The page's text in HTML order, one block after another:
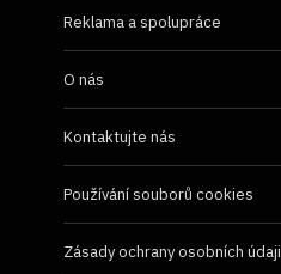
Reklama a spolupráce
O nás
Kontaktujte nás
Používání souborů cookies
Zásady ochrany osobních údaji